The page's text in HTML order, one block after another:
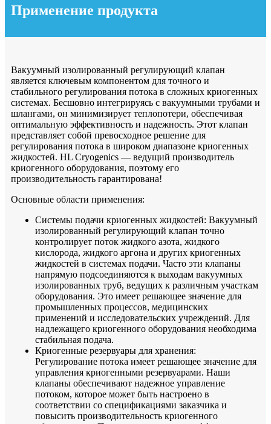
Применение продукта
Вакуумный изолированный регулирующий клапан
является ключевым компонентом для точного и
стабильного регулирования потока в сложных криогенных
системах. Бесшовно интегрируясь с вакуумными трубами и
шлангами, он минимизирует теплопотери, обеспечивая
оптимальную эффективность и надежность. Этот клапан
представляет собой превосходное решение для
регулирования потока в широком диапазоне криогенных
жидкостей. HL Cryogenics — ведущий производитель
криогенного оборудования, поэтому его
производительность гарантирована!
Основные области применения:
Системы подачи криогенных жидкостей: Вакуумный
изолированный регулирующий клапан точно
контролирует поток жидкого азота, жидкого
кислорода, жидкого аргона и других криогенных
жидкостей в системах подачи. Часто эти клапаны
напрямую подсоединяются к выходам вакуумных
изолированных труб, ведущих к различным участкам
оборудования. Это имеет решающее значение для
промышленных процессов, медицинских
применений и исследовательских учреждений. Для
надлежащего криогенного оборудования необходима
стабильная подача.
Криогенные резервуары для хранения:
Регулирование потока имеет решающее значение для
управления криогенными резервуарами. Наши
клапаны обеспечивают надежное управление
потоком, которое может быть настроено в
соответствии со спецификациями заказчика и
повысить производительность криогенного